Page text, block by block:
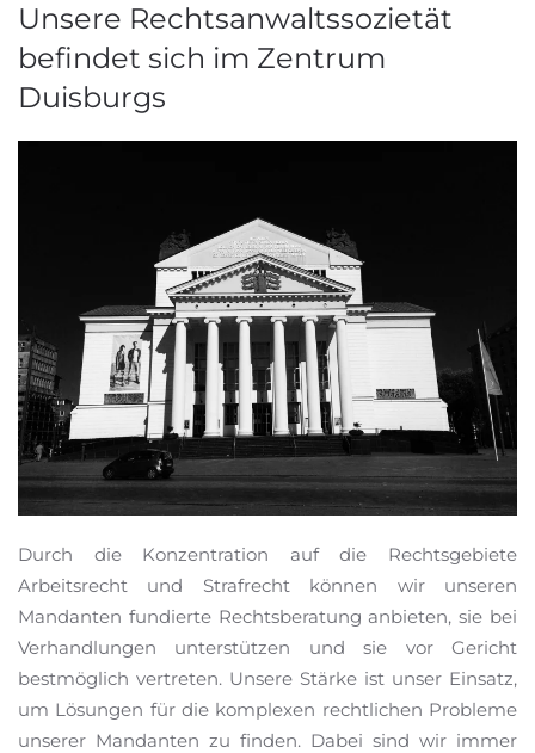
Unsere Rechtsanwaltssozietät
befindet sich im Zentrum
Duisburgs
Durch die Konzentration auf die Rechtsgebiete
Arbeitsrecht und Strafrecht können wir unseren
Mandanten fundierte Rechtsberatung anbieten, sie bei
Verhandlungen unterstützen und sie vor Gericht
bestmöglich vertreten. Unsere Stärke ist unser Einsatz,
um Lösungen für die komplexen rechtlichen Probleme
unserer Mandanten zu finden. Dabei sind wir immer